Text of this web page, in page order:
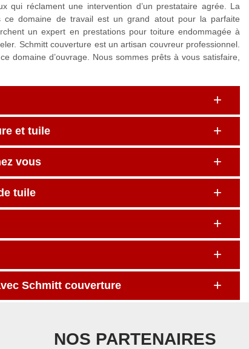
qui réclament une intervention d’un prestataire agrée. La
ce domaine de travail est un grand atout pour la parfaite
un expert en prestations pour toiture endommagée à
Schmitt couverture est un artisan couvreur professionnel.
domaine d’ouvrage. Nous sommes prêts à vous satisfaire,
et tuile
vous
tuile
Schmitt couverture
NOS PARTENAIRES